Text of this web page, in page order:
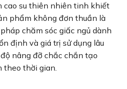
cao su thiên nhiên tinh khiết
phẩm không đơn thuần là
chăm sóc giấc ngủ dành
định và giá trị sử dụng lâu
nâng đỡ chắc chắn tạo
theo thời gian.